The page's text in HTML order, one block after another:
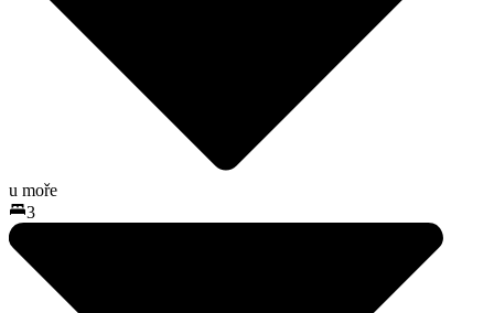
u moře
3